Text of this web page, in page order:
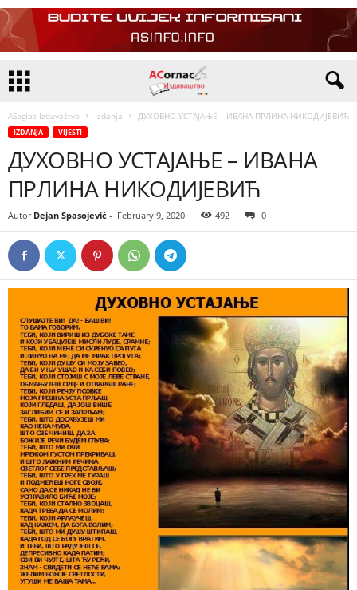
ASoglas Izdavaštvo Izdanja ДУХОВНО УСТАЈАЊЕ – ИВАНА ПРЛИНА НИКОДИЈЕВИЋ
IZDANJA VIJESTI
ДУХОВНО УСТАЈАЊЕ – ИВАНА
ПРЛИНА НИКОДИЈЕВИЋ
Autor Dejan Spasojević - February 9, 2020 492 0